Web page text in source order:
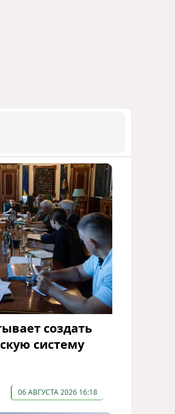
создать
систему
06 АВГУСТА 2026 16:18